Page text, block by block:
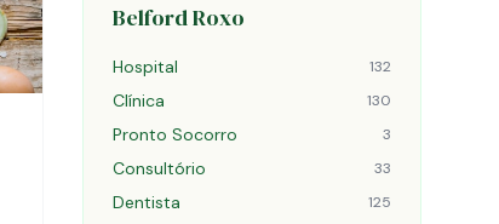
Belford Roxo
Hospital 132
Clínica 130
Pronto Socorro 3
Consultório 33
Dentista 125